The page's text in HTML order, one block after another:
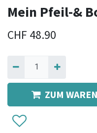
Mein Pfeil-&
CHF 48.90
ZUM